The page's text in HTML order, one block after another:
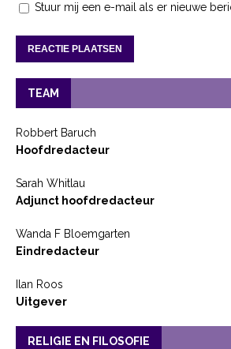
Stuur mij een e-mail als er nieuwe
TEAM
Robbert Baruch
Hoofdredacteur
Sarah Whitlau
Adjunct hoofdredacteur
Wanda F Bloemgarten
Eindredacteur
Ilan Roos
Uitgever
RELIGIE EN FILOSOFIE